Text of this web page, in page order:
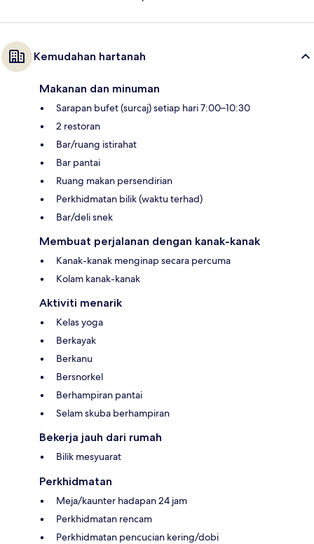
Kemudahan hartanah
Makanan dan minuman
Sarapan bufet (surcaj) setiap hari 7:00–10:30
2 restoran
Bar/ruang istirahat
Bar pantai
Ruang makan persendirian
Perkhidmatan bilik (waktu terhad)
Bar/deli snek
Membuat perjalanan dengan kanak-kanak
Kanak-kanak menginap secara percuma
Kolam kanak-kanak
Aktiviti menarik
Kelas yoga
Berkayak
Berkanu
Bersnorkel
Berhampiran pantai
Selam skuba berhampiran
Bekerja jauh dari rumah
Bilik mesyuarat
Perkhidmatan
Meja/kaunter hadapan 24 jam
Perkhidmatan rencam
Perkhidmatan pencucian kering/dobi